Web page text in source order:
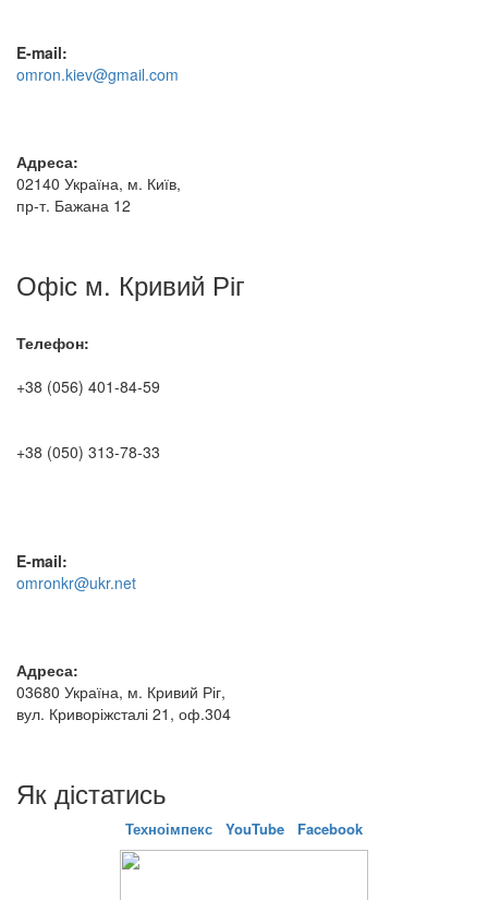
E-mail:
omron.kiev@gmail.com
Адреса:
02140 Україна, м. Київ,
пр-т. Бажана 12
Офіс м. Кривий Ріг
Телефон:
+38 (056) 401-84-59
+38 (050) 313-78-33
E-mail:
omronkr@ukr.net
Адреса:
03680 Україна, м. Кривий Ріг,
вул. Криворіжсталі 21, оф.304
Як дістатись
Техноімпекс YouTube Facebook